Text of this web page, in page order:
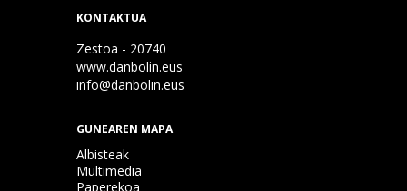
KONTAKTUA
Zestoa - 20740
www.danbolin.eus
info@danbolin.eus
GUNEAREN MAPA
Albisteak
Multimedia
Paperekoa